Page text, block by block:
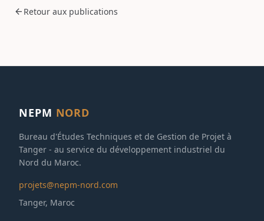
arrow_back Retour aux publications
NEPM NORD
Bureau d'Études Techniques et de Gestion de Projet à
Tanger - au service du développement industriel du
Nord du Maroc.
projets@nepm-nord.com
Tanger, Maroc